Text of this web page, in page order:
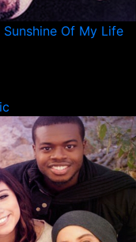
Of My Life